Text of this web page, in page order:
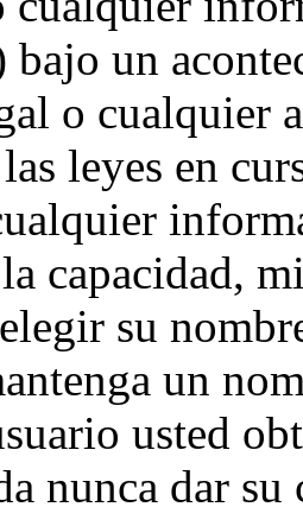
bajo un
o cualquier
leyes en
capacidad,
su
un
usted
nunca dar